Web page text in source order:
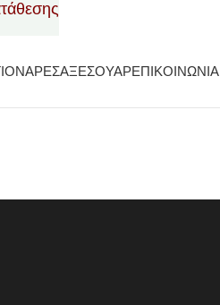
ΑΞΕΣΟΥΑΡΕΠΙΚΟΙΝΩΝΙΑ